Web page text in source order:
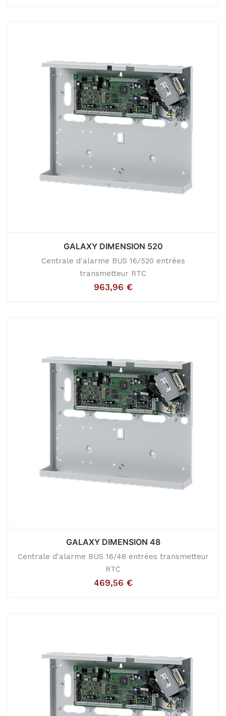
GALAXY DIMENSION 520
Centrale d'alarme BUS 16/520 entrées
transmetteur RTC
963,96 €
GALAXY DIMENSION 48
Centrale d'alarme BUS 16/48 entrées transmetteur
RTC
469,56 €